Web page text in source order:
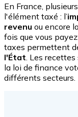
En France,
l'élément taxé : l’
revenu ou encore
fois que vous
taxes permettent
l'État . Les
la loi de finance
différents secteurs.